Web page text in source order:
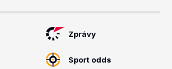
Zprávy
Sport odds